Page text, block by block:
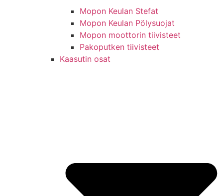
Mopon Keulan Stefat
Mopon Keulan Pölysuojat
Mopon moottorin tiivisteet
Pakoputken tiivisteet
Kaasutin osat